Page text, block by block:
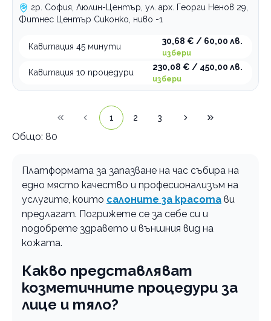
гр. София, Люлин-Център, ул. арх. Георги Ненов 29,
Фитнес Център Сиконко, ниво -1
Кавитация 45 минути
30,68 € / 60,00 лв.
избери
Кавитация 10 процедури
230,08 € / 450,00 лв.
избери
1 2 3
Общо: 80
Платформата за запазване на час събира на
едно място качество и професионализъм на
услугите, които салоните за красота ви
предлагат. Погрижете се за себе си и
подобрете здравето и външния вид на
кожата.
Какво представляват
козметичните процедури за
лице и тяло?